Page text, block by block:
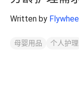
的市场全景
Written by
母婴用品 个人护理